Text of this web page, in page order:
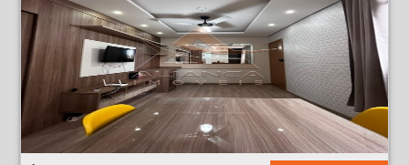
Apartamento - Greenville - Ribeirão Preto